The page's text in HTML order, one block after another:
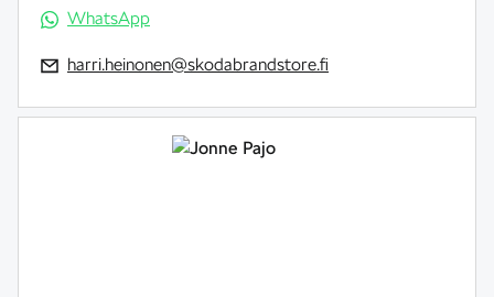
WhatsApp
harri.heinonen@skodabrandstore.fi